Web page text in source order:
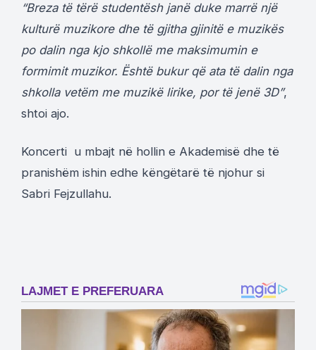
“Breza të tërë studentësh janë duke marrë një
kulturë muzikore dhe të gjitha gjinitë e muzikës
po dalin nga kjo shkollë me maksimumin e
formimit muzikor. Është bukur që ata të dalin nga
shkolla vetëm me muzikë lirike, por të jenë 3D”,
shtoi ajo.
Koncerti u mbajt në hollin e Akademisë dhe të
pranishëm ishin edhe këngëtarë të njohur si
Sabri Fejzullahu.